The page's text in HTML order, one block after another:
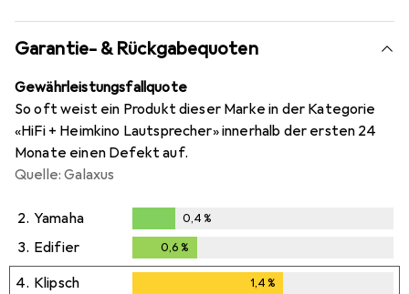
Garantie- & Rückgabequoten
Gewährleistungsfallquote
So oft weist ein Produkt dieser Marke in der Kategorie
«HiFi + Heimkino Lautsprecher» innerhalb der ersten 24
Monate einen Defekt auf.
Quelle: Galaxus
2. Yamaha
0,4%
0,4%
3. Edifier 0,6 %
4. Klipsch 1,4%